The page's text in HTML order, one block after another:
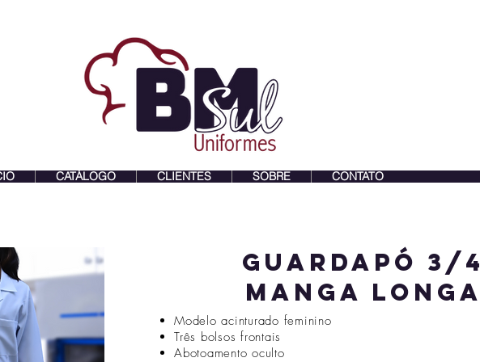
CATÁLOGO CLIENTES SOBRE CONTATO
guardapó 3/4
manga longa
Modelo acinturado feminino
Três bolsos frontais
Abotoamento oculto